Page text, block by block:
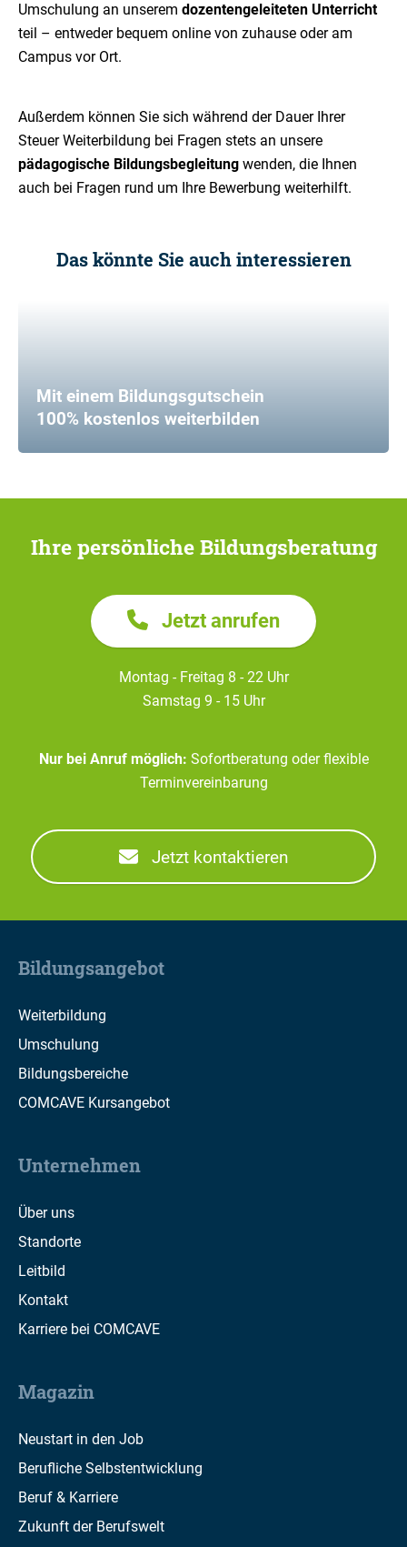
Umschulung an unserem dozentengeleiteten Unterricht
teil – entweder bequem online von zuhause oder am
Campus vor Ort.
Außerdem können Sie sich während der Dauer Ihrer
Steuer Weiterbildung bei Fragen stets an unsere
pädagogische Bildungsbegleitung wenden, die Ihnen
auch bei Fragen rund um Ihre Bewerbung weiterhilft.
Das könnte Sie auch interessieren
Mit einem Bildungsgutschein
100% kostenlos weiterbilden
Ihre persönliche Bildungsberatung
Jetzt anrufen
Montag - Freitag 8 - 22 Uhr
Samstag 9 - 15 Uhr
Nur bei Anruf möglich: Sofortberatung oder flexible
Terminvereinbarung
Jetzt kontaktieren
Bildungsangebot
Weiterbildung
Umschulung
Bildungsbereiche
COMCAVE Kursangebot
Unternehmen
Über uns
Standorte
Leitbild
Kontakt
Karriere bei COMCAVE
Magazin
Neustart in den Job
Berufliche Selbstentwicklung
Beruf & Karriere
Zukunft der Berufswelt